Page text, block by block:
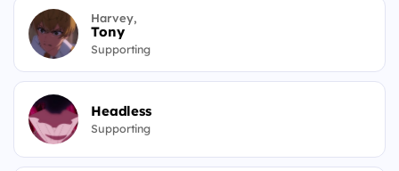
Harvey,
Tony
Supporting
Headless
Supporting